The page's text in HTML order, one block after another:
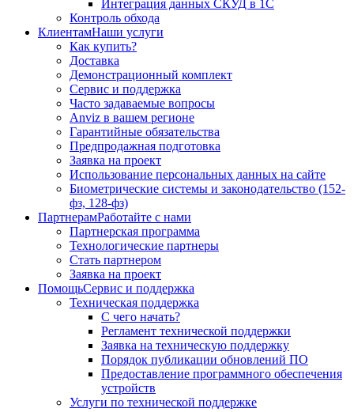
Интеграция данных СКУД в 1С
Контроль обхода
КлиентамНаши услуги
Как купить?
Доставка
Демонстрационный комплект
Сервис и поддержка
Часто задаваемые вопросы
Anviz в вашем регионе
Гарантийные обязательства
Предпродажная подготовка
Заявка на проект
Использование персональных данных на сайте
Биометрические системы и законодательство (152-
фз, 128-фз)
ПартнерамРаботайте с нами
Партнерская программа
Технологические партнеры
Стать партнером
Заявка на проект
ПомощьСервис и поддержка
Техническая поддержка
С чего начать?
Регламент технической поддержки
Заявка на техническую поддержку
Порядок публикации обновлений ПО
Предоставление программного обеспечения
устройств
Услуги по технической поддержке